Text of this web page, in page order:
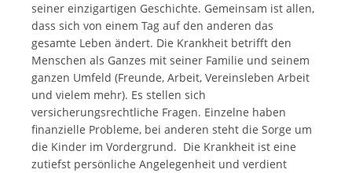
seiner einzigartigen Geschichte. Gemeinsam ist allen,
dass sich von einem Tag auf den anderen das
gesamte Leben ändert. Die Krankheit betrifft den
Menschen als Ganzes mit seiner Familie und seinem
ganzen Umfeld (Freunde, Arbeit, Vereinsleben Arbeit
und vielem mehr). Es stellen sich
versicherungsrechtliche Fragen. Einzelne haben
finanzielle Probleme, bei anderen steht die Sorge um
die Kinder im Vordergrund. Die Krankheit ist eine
zutiefst persönliche Angelegenheit und verdient